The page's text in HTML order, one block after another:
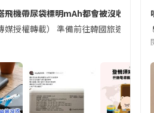
飛機帶尿袋標明mAh都會被沒收😱出發
媒授權轉載） 準備前往韓國旅遊的民